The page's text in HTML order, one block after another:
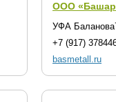
OOO
УФА
+7 (917)
basmetall.ru